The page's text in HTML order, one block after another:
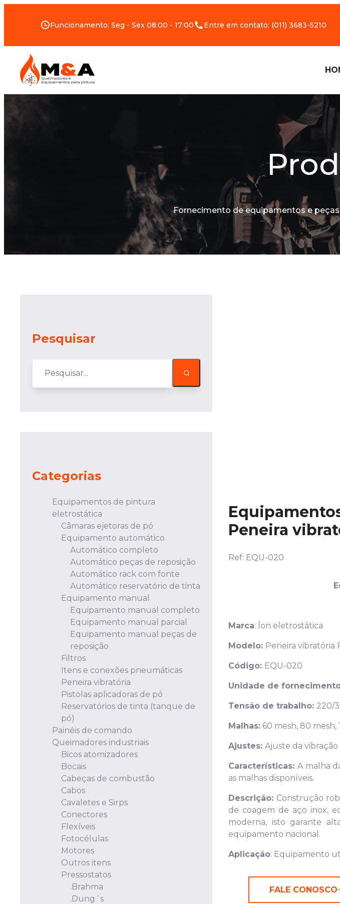
Funcionamento: Seg - Sex 08:00 - 17:00 Entre em contato: (011) 3683-5210
Fornecimento de equipamentos e
Pesquisar
Categorias
Equipamentos de pintura
eletrostática
Câmaras ejetoras de pó
Equipamento automático
Automático completo
Automático peças de reposição
Automático rack com fonte
Automático reservatório de tinta
Equipamento manual
Equipamento manual completo
Equipamento manual parcial
Equipamento manual peças de
reposição
Filtros
Itens e conexões pneumáticas
Peneira vibratória
Pistolas aplicadoras de pó
Reservatórios de tinta (tanque de
pó)
Painéis de comando
Queimadores industriais
Bicos atomizadores
Bocais
Cabeças de combustão
Cabos
Cavaletes e Sirps
Conectores
Flexíveis
Fotocélulas
Motores
Outros itens
Pressostatos
.Brahma
.Dung´s
Peneira
Ref: EQU-020
Marca: Íon eletrostática
Modelo: Peneira vibratória
Código: EQU-020
Unidade de
Tensão de trabalho: 220/
Malhas: 60 mesh, 80 mesh,
Ajustes: Ajuste da vibração
Características: A malha
as malhas disponíveis.
Descrição: Construção
de coagem de aço inox,
moderna, isto garante
equipamento nacional.
Aplicação: Equipamento
FALE CONOSCO